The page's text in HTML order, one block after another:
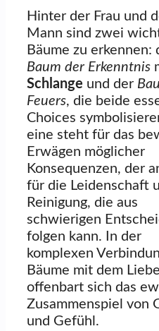
Hinter der Frau und
Mann sind zwei
Bäume zu erkennen:
Baum der Erkenntnis
Schlange und der
Feuers, die beide
Choices
eine steht für das
Erwägen möglicher
Konsequenzen, der
für die Leidenschaft
Reinigung, die aus
schwierigen
folgen kann. In der
komplexen
Bäume mit dem
offenbart sich das
Zusammenspiel von
und Gefühl.